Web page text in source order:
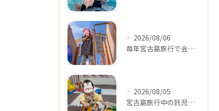
2026/08/06
毎年宮古島旅行で会える成長が楽しみな女の子♡今年も遊びに来てくれました！
2026/08/05
宮古島旅行中の託児♪可愛い男の子が遊びに来てくれました♡